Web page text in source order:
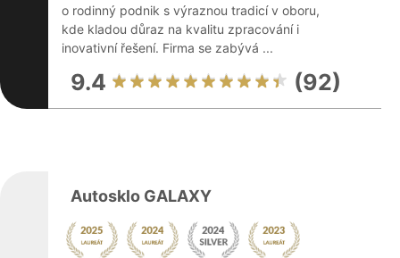
o rodinný podnik s výraznou tradicí v oboru,
kde kladou důraz na kvalitu zpracování i
inovativní řešení. Firma se zabývá ...
9.4 (92)
Autosklo GALAXY